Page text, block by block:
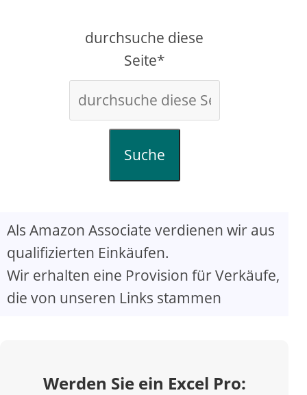
durchsuche diese
Seite*
Suche
Als Amazon Associate verdienen wir aus
qualifizierten Einkäufen.
Wir erhalten eine Provision für Verkäufe,
die von unseren Links stammen
Werden Sie ein Excel Pro: